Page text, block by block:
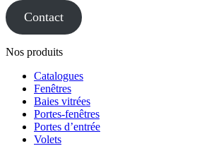
Contact
Nos produits
Catalogues
Fenêtres
Baies vitrées
Portes-fenêtres
Portes d’entrée
Volets